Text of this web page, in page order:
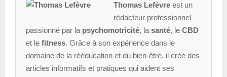
Thomas Lefèvreest un
rédacteur professionnel
passionné par la psychomotricité, la santé, le CBD
et le fitness. Grâce à son expérience dans le
domaine de la rééducation et du bien-être, il crée des
articles informatifs et pratiques qui aident ses